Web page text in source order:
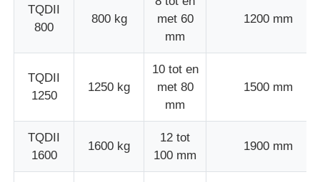
Productielijn voor extrusie
de lijn van de draaduitdrijving
TQDII
800
800 kg
met 60
mm
1200 mm
TQDII
1250
1250 kg
10 tot en
met 80
mm
1500 mm
TQDII
1600
1600 kg
12 tot
100 mm
1900 mm